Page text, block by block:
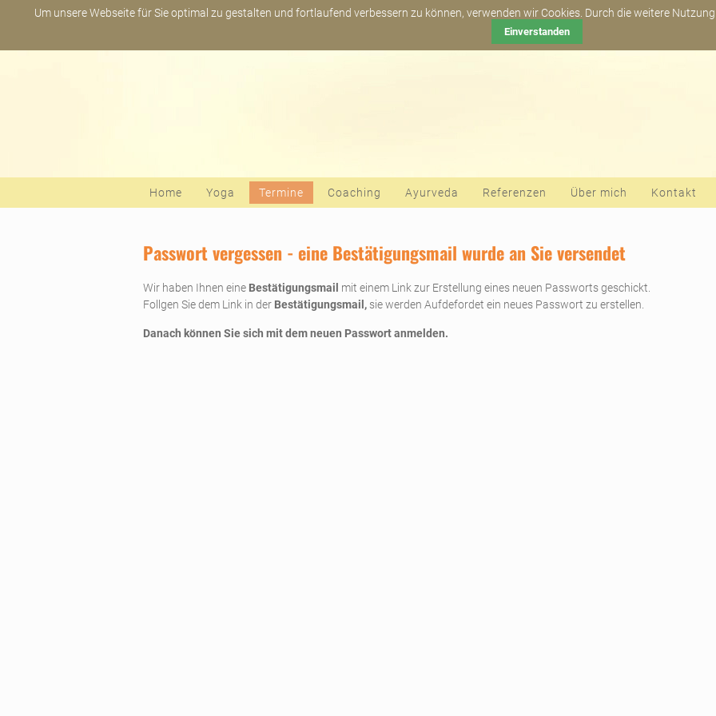
Newsletter
Navigation überspringen
Home
Yoga Termine Coaching Ayurveda Referenzen Über mich Kontakt
Passwort vergessen - eine Bestätigungsmail wurde an Sie versendet
Wir haben Ihnen eine Bestätigungsmail mit einem Link zur Erstellung eines neuen Passworts geschickt.
Follgen Sie dem Link in der Bestätigungsmail, sie werden Aufdefordet ein neues Passwort zu erstellen.
Danach können Sie sich mit dem neuen Passwort anmelden.
Um unsere Webseite für Sie optimal zu gestalten und fortlaufend verbessern zu können, verwenden wir Cookies. Durch die weitere
Einverstanden